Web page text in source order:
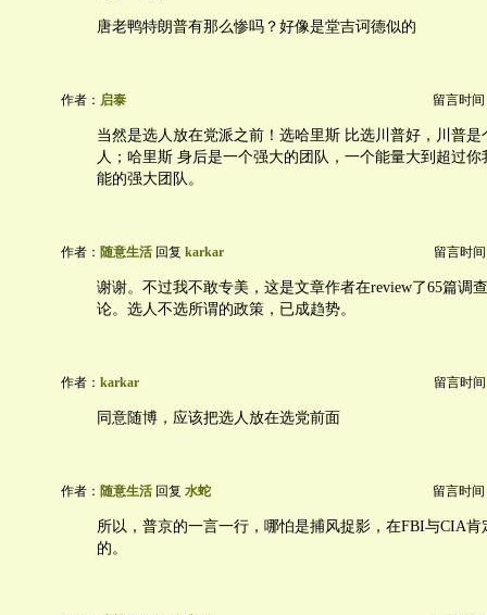
唐老鸭特朗普有那么惨吗？好像是堂吉诃德似的
作者： 启泰 留言时间
当然是选人放在党派之前！选哈里斯 比选川普好，川普
人；哈里斯 身后是一个强大的团队，一个能量大到超过
能的强大团队。
作者： 随意生活 回复 karkar 留言时间
谢谢。不过我不敢专美，这是文章作者在review了65篇调
论。选人不选所谓的政策，已成趋势。
作者： karkar 留言时间
同意随博，应该把选人放在选党前面
作者： 随意生活 回复 水蛇 留言时间
所以，普京的一言一行，哪怕是捕风捉影，在FBI与CIA肯
的。